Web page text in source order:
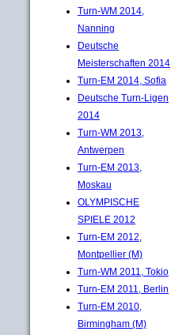
Turn-WM 2014,
Nanning
Deutsche
Meisterschaften 2014
Turn-EM 2014, Sofia
Deutsche Turn-Ligen
2014
Turn-WM 2013,
Antwerpen
Turn-EM 2013,
Moskau
OLYMPISCHE
SPIELE 2012
Turn-EM 2012,
Montpellier (M)
Turn-WM 2011, Tokio
Turn-EM 2011, Berlin
Turn-EM 2010,
Birmingham (M)